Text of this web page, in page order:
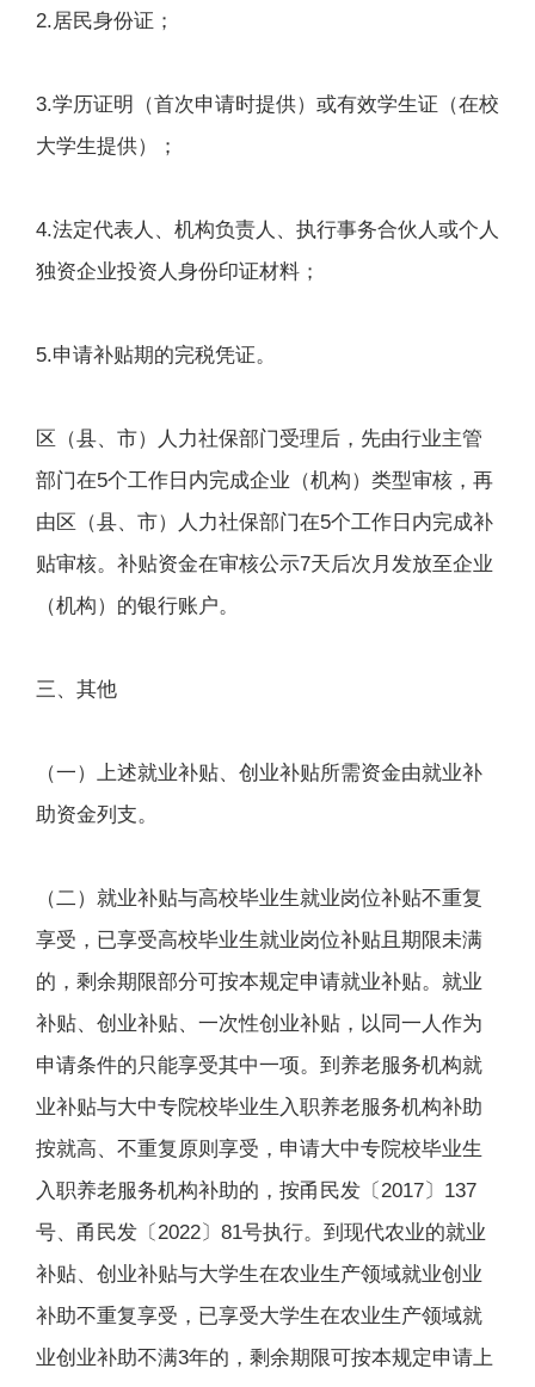
2.居民身份证；
3.学历证明（首次申请时提供）或有效学生证（在校
大学生提供）；
4.法定代表人、机构负责人、执行事务合伙人或个人
独资企业投资人身份印证材料；
5.申请补贴期的完税凭证。
区（县、市）人力社保部门受理后，先由行业主管
部门在5个工作日内完成企业（机构）类型审核，再
由区（县、市）人力社保部门在5个工作日内完成补
贴审核。补贴资金在审核公示7天后次月发放至企业
（机构）的银行账户。
三、其他
（一）上述就业补贴、创业补贴所需资金由就业补
助资金列支。
（二）就业补贴与高校毕业生就业岗位补贴不重复
享受，已享受高校毕业生就业岗位补贴且期限未满
的，剩余期限部分可按本规定申请就业补贴。就业
补贴、创业补贴、一次性创业补贴，以同一人作为
申请条件的只能享受其中一项。到养老服务机构就
业补贴与大中专院校毕业生入职养老服务机构补助
按就高、不重复原则享受，申请大中专院校毕业生
入职养老服务机构补助的，按甬民发〔2017〕137
号、甬民发〔2022〕81号执行。到现代农业的就业
补贴、创业补贴与大学生在农业生产领域就业创业
补助不重复享受，已享受大学生在农业生产领域就
业创业补助不满3年的，剩余期限可按本规定申请上